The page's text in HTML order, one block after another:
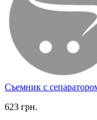
Съемник с
623 грн.